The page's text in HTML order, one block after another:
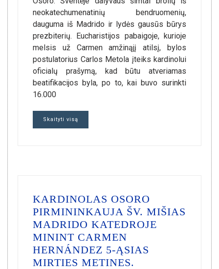
neokatechumenatinių bendruomenių,
dauguma iš Madrido ir lydės gausūs būrys
prezbiterių. Eucharistijos pabaigoje, kurioje
melsis už Carmen amžinąjį atilsį, bylos
postulatorius Carlos Metola įteiks kardinolui
oficialų prašymą, kad būtu atveriamas
beatifikacijos byla, po to, kai buvo surinkti
16.000
Skaityti visą
KARDINOLAS OSORO
PIRMININKAUJA ŠV. MIŠIAS
MADRIDO KATEDROJE
MININT CARMEN
HERNÁNDEZ 5-ĄSIAS
MIRTIES METINES.